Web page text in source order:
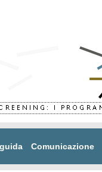
Comunicazione